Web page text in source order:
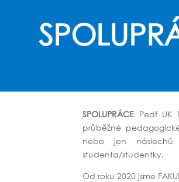
SPOLUPRÁCE Pedf UK
průběžné
nebo jen
studenta/studentky.
Od roku 2020 jsme